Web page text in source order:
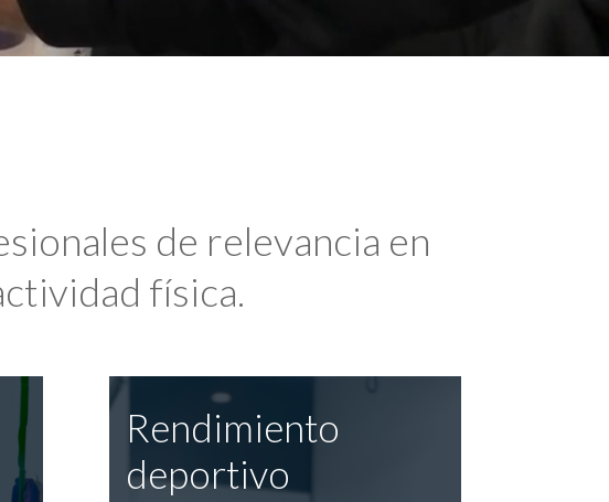
de relevancia en
física.
Rendimiento
deportivo